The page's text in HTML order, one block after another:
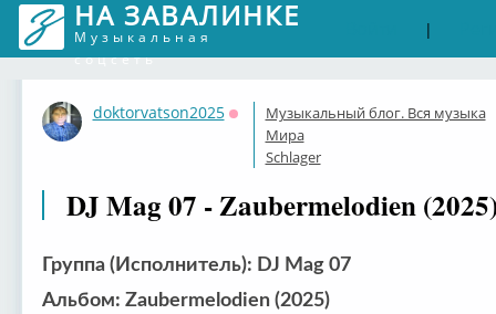
НА ЗАВАЛИНКЕ
Музыкальная
соцсеть
|
doktorvatson2025
Оффлайн
Музыкальный блог. Вся музыка
Мира
Schlager
DJ Mag 07 - Zaubermelodien
Группа (Исполнитель): DJ Mag 07
Альбом: Zaubermelodien (2025)